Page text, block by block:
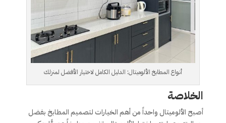
أنواع المطابخ الألوميتال: الدليل الكامل لاختيار الأفضل لمنزلك
الخلاصة
أصبح الألوميتال واحداً من أهم الخيارات لتصميم المطابخ بفضل